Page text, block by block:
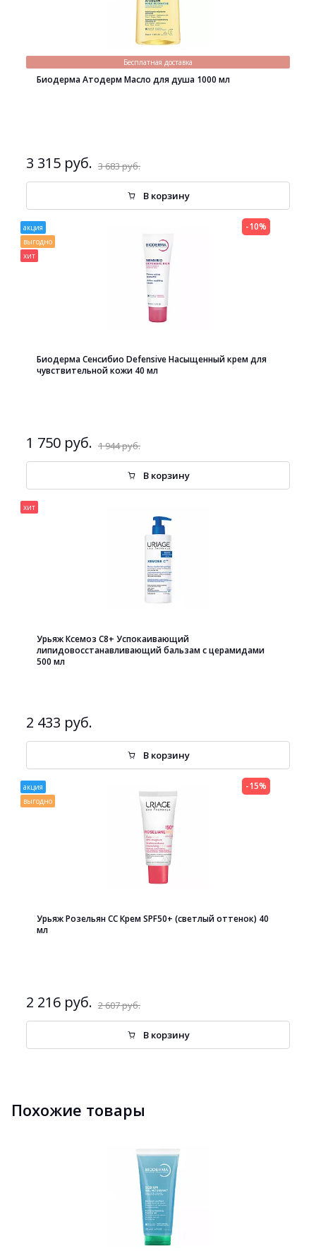
Бесплатная доставка
Биодерма Атодерм Масло для душа 1000 мл
3 315 руб. 3 683 руб.
В корзину
акция
выгодно
хит
Биодерма Сенсибио Defensive Насыщенный крем для
чувствительной кожи 40 мл
1 750 руб. 1 944 руб.
-10%
В корзину
хит
Урьяж Ксемоз С8+ Успокаивающий
липидовосстанавливающий бальзам с церамидами
500 мл
2 433 руб.
В корзину
акция
выгодно
Урьяж Розельян СС Крем SPF50+ (светлый оттенок) 40
мл
2 216 руб. 2 607 руб.
-15%
В корзину
Похожие товары